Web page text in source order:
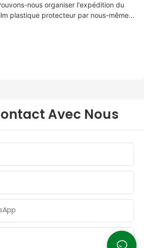
nous organiser l'expédition du
plastique protecteur par nous-mêmes
Avec Nous